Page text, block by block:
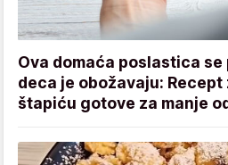
Ova domaća poslastica
deca je obožavaju:
štapiću gotove za manje